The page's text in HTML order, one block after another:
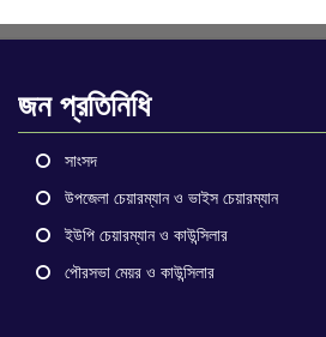
জন প্রতিনিধি
সাংসদ
উপজেলা চেয়ারম্যান ও ভাইস চেয়ারম্যান
ইউপি চেয়ারম্যান ও কাউন্সিলার
পৌরসভা মেয়র ও কাউন্সিলার